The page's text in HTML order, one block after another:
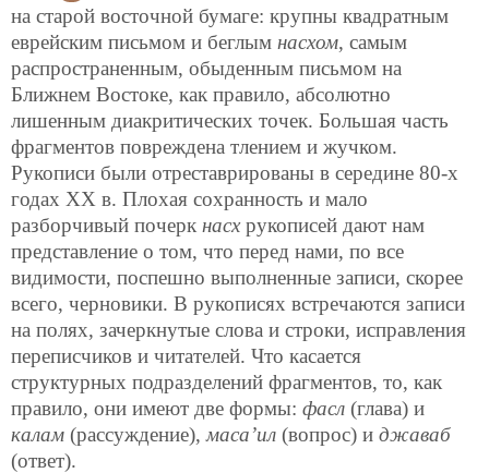
на старой восточной бумаге: крупны квадратным
еврейским письмом и беглым насхом, самым
распространенным, обыденным письмом на
Ближнем Востоке, как правило, абсолютно
лишенным диакритических точек. Большая часть
фрагментов повреждена тлением и жучком.
Рукописи были отреставрированы в середине 80-х
годах XX в. Плохая сохранность и мало
разборчивый почерк насхрукописей дают нам
представление о том, что перед нами, по все
видимости, поспешно выполненные записи, скорее
всего, черновики. В рукописях встречаются записи
на полях, зачеркнутые слова и строки, исправления
переписчиков и читателей. Что касается
структурных подразделений фрагментов, то, как
правило, они имеют две формы: фасл (глава) и
калам (рассуждение),маса’ил (вопрос) и джаваб
(ответ).